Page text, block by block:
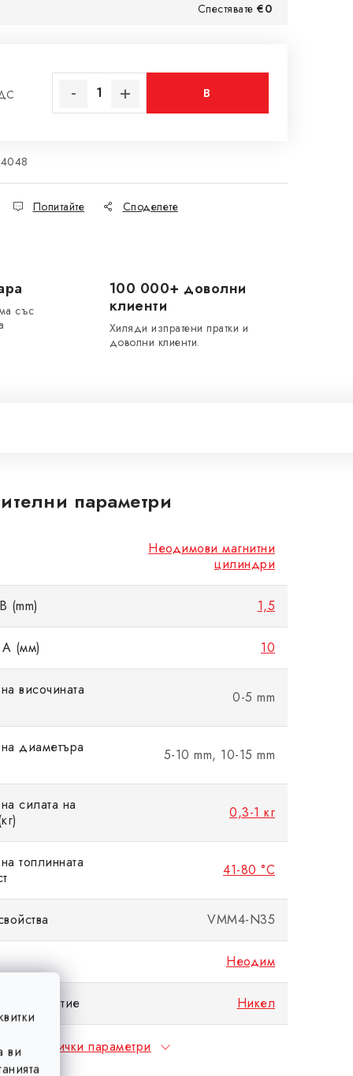
ви
Спестявате €0
цената:
В
Попитайте Споделете
със
100 000+ доволни
клиенти
Хиляди изпратени пратки и
доволни клиенти.
параметри
Неодимови магнитни
цилиндри
(mm) 1,5
(мм) 10
височината 0-5 mm
диаметъра 5-10 mm, 10-15 mm
силата на
0,3-1 кг
топлинната
41-80 °C
VMM4-N35
Неодим
покритие Никел
Всички параметри